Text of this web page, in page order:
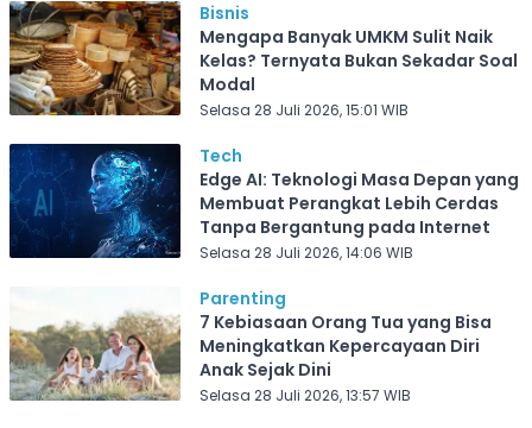
Bisnis
Mengapa Banyak UMKM Sulit Naik
Kelas? Ternyata Bukan Sekadar Soal
Modal
Selasa 28 Juli 2026, 15:01 WIB
Tech
Edge AI: Teknologi Masa Depan yang
Membuat Perangkat Lebih Cerdas
Tanpa Bergantung pada Internet
Selasa 28 Juli 2026, 14:06 WIB
Parenting
7 Kebiasaan Orang Tua yang Bisa
Meningkatkan Kepercayaan Diri
Anak Sejak Dini
Selasa 28 Juli 2026, 13:57 WIB